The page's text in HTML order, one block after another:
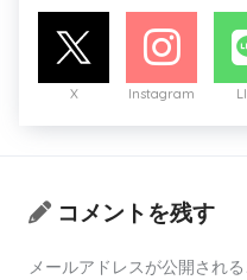
X Instagram
コメントを残す
メールアドレスが公開され